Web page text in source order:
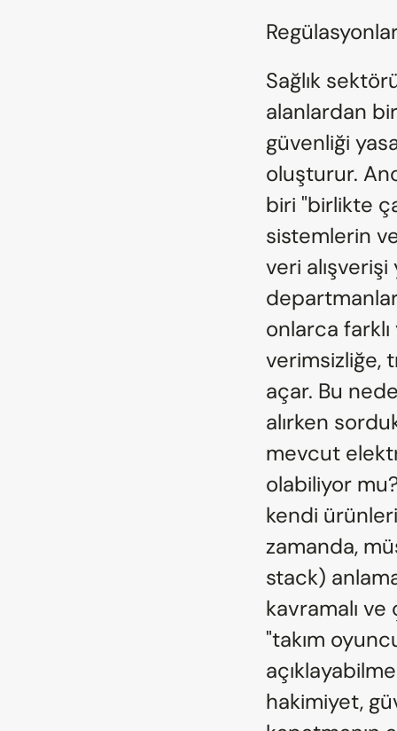
Sağlık
alanlardan
güvenliği
oluşturur.
biri "birlikte
sistemlerin
veri
onlarca farklı
verimsizliğe,
açar. Bu
alırken
mevcut
olabiliyor
kendi
zamanda,
stack)
kavramalı
"takım
hakimiyet,